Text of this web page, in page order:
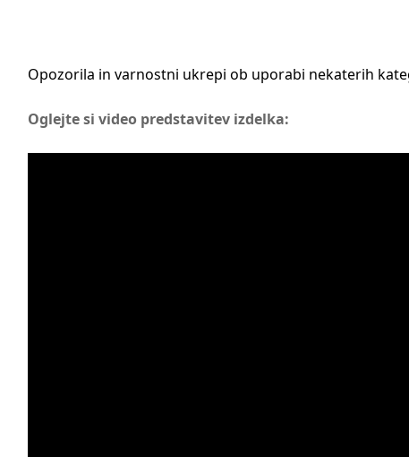
Opozorila in varnostni ukrepi ob uporabi nekaterih
Oglejte si video predstavitev izdelka: